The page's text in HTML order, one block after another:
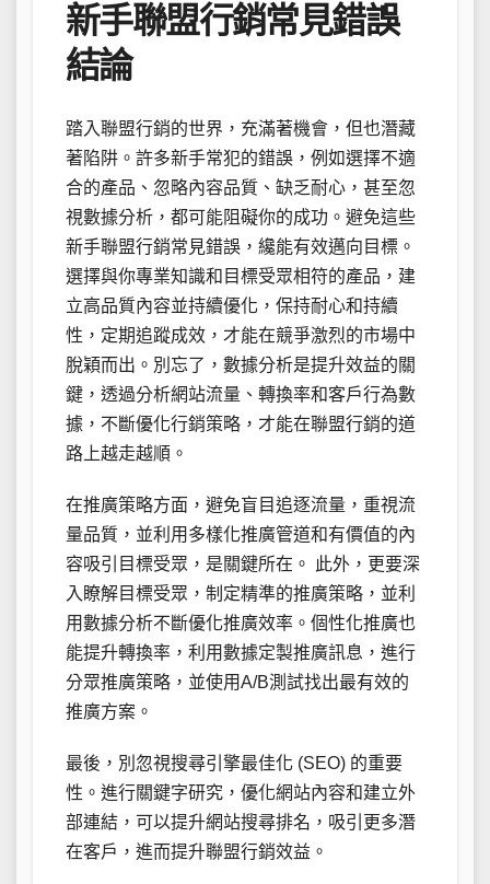
新手聯盟行銷常見錯誤
結論
踏入聯盟行銷的世界，充滿著機會，但也潛藏
著陷阱。許多新手常犯的錯誤，例如選擇不適
合的產品、忽略內容品質、缺乏耐心，甚至忽
視數據分析，都可能阻礙你的成功。避免這些
新手聯盟行銷常見錯誤，纔能有效邁向目標。
選擇與你專業知識和目標受眾相符的產品，建
立高品質內容並持續優化，保持耐心和持續
性，定期追蹤成效，才能在競爭激烈的市場中
脫穎而出。別忘了，數據分析是提升效益的關
鍵，透過分析網站流量、轉換率和客戶行為數
據，不斷優化行銷策略，才能在聯盟行銷的道
路上越走越順。
在推廣策略方面，避免盲目追逐流量，重視流
量品質，並利用多樣化推廣管道和有價值的內
容吸引目標受眾，是關鍵所在。 此外，更要深
入瞭解目標受眾，制定精準的推廣策略，並利
用數據分析不斷優化推廣效率。個性化推廣也
能提升轉換率，利用數據定製推廣訊息，進行
分眾推廣策略，並使用A/B測試找出最有效的
推廣方案。
最後，別忽視搜尋引擎最佳化 (SEO) 的重要
性。進行關鍵字研究，優化網站內容和建立外
部連結，可以提升網站搜尋排名，吸引更多潛
在客戶，進而提升聯盟行銷效益。